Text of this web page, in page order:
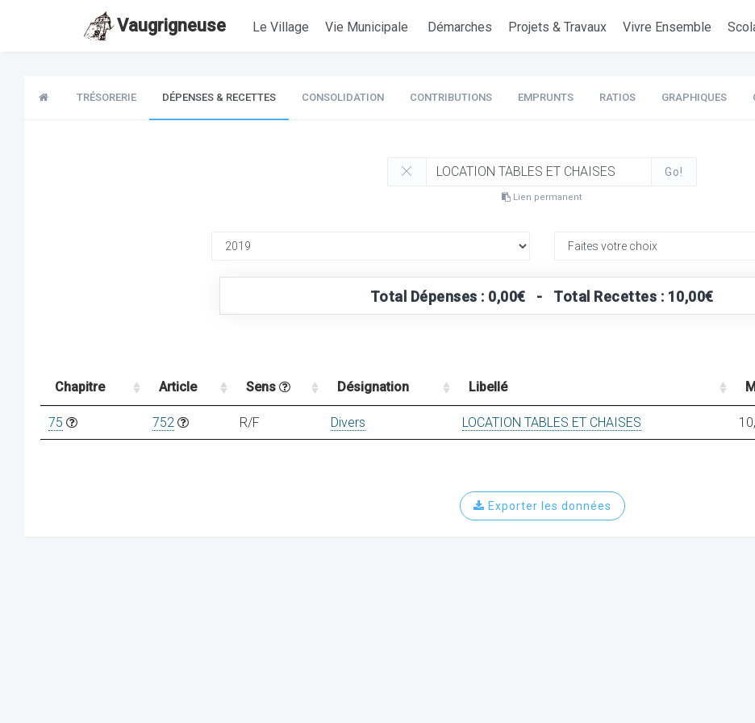
Vaugrigneuse Le Village Vie Municipale Démarches Projets & Travaux Vivre Ensemble
TRÉSORERIE DÉPENSES & RECETTES CONSOLIDATION CONTRIBUTIONS EMPRUNTS RATIOS GRAPHIQUES
Go!
Lien permanent
Total Dépenses : 0,00€ - Total Recettes : 10,00€
Chapitre Article Sens Désignation Libellé
75 752 R/F Divers LOCATION TABLES ET CHAISES
Exporter les données